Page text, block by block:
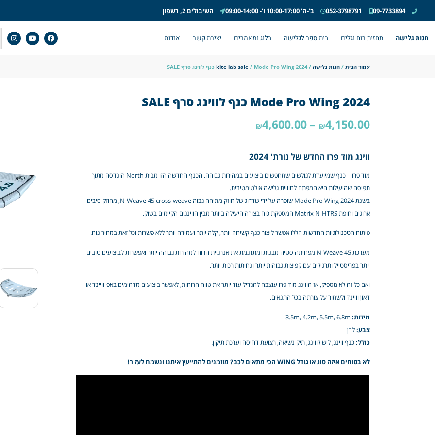
09-7733894
052-3798791 ב'-ה' 10:00-17:00 ו'- 09:00-14:00 השיבולים 2, רשפון
חנות גלישה תחזית רוח וגלים בית ספר לגלישה בלוג ומאמרים יצירת קשר אודות
עמוד הבית /חנות גלישה /
kite lab sale / Mode Pro Wing 2024 כנף לווינג סרף SALE
Mode Pro Wing 2024 כנף לווינג סרף SALE
₪4,150.00
–
₪4,600.00
ווינג מוד פרו החדש של נורת' 2024
מוד פרו – כנף שמיועדת לגולשים שמחפשים ביצועים במהירות גבוהה. הכנף החדשה הזו מבית North הונדסה מתוך
תפיסה שהיעילות היא המפתח לחוויית גלישה אולטימטיבית.
בשנת 2024 Mode Pro Wing שופרה על ידי שדרוג של חוזק מתיחה גבוה N-Weave 45 cross-weave, מחוזק סיבים
ארוגים וחופת Matrix N-HTRS המספקת כוח בצורה היעילה ביותר מבין הווינגים הקיימים בשוק.
פיתוח הטכנולוגיות החדשות הללו אפשר ליצור כנף קשיחה יותר, קלה יותר ועמידה יותר ללא פשרות וכל זאת במחיר נוח.
מערכת N-Weave 45 מפחיתה סטיה מבנית ומתרגמת את אנרגיית הרוח למהירות גבוהה יותר ואפשרות לביצועים טובים
יותר בפריסטייל ותרגילים עם קפיצות גבוהות יותר ונחיתות רכות יותר.
ואם כל זה לא מספיק, אז הווינג מוד פרו עוצבה להגדיל עוד יותר את טווח הרוחות, לאפשר ביצועים מדהימים באפ-וויינד או
דאון וויינד ולשמור על צורתה בכל התנאים.
מידות:
צבע:לבן
כולל:כנף ווינג, ליש לווינג, תיק נשיאה, רצועת דחיסה וערכת תיקון.
לא בטוחים איזה סוג או גודל WING הכי מתאים לכם? מוזמנים להתייעץ איתנו ונשמח לעזור!